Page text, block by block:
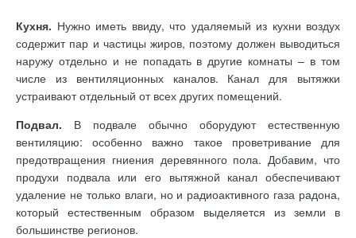
Кухня. Нужно иметь ввиду, что удаляемый из кухни воздух
содержит пар и частицы жиров, поэтому должен выводиться
наружу отдельно и не попадать в другие комнаты – в том
числе из вентиляционных каналов. Канал для вытяжки
устраивают отдельный от всех других помещений.
Подвал. В подвале обычно оборудуют естественную
вентиляцию: особенно важно такое проветривание для
предотвращения гниения деревянного пола. Добавим, что
продухи подвала или его вытяжной канал обеспечивают
удаление не только влаги, но и радиоактивного газа радона,
который естественным образом выделяется из земли в
большинстве регионов.